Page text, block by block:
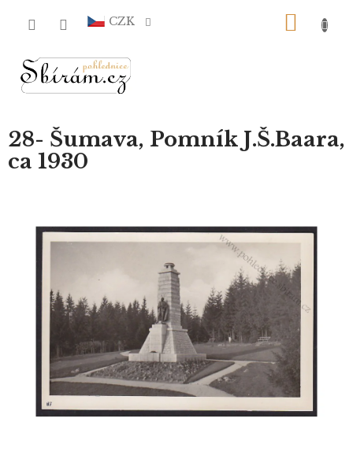
CZK
28- Šumava, Pomník J.Š.Baara,
ca 1930